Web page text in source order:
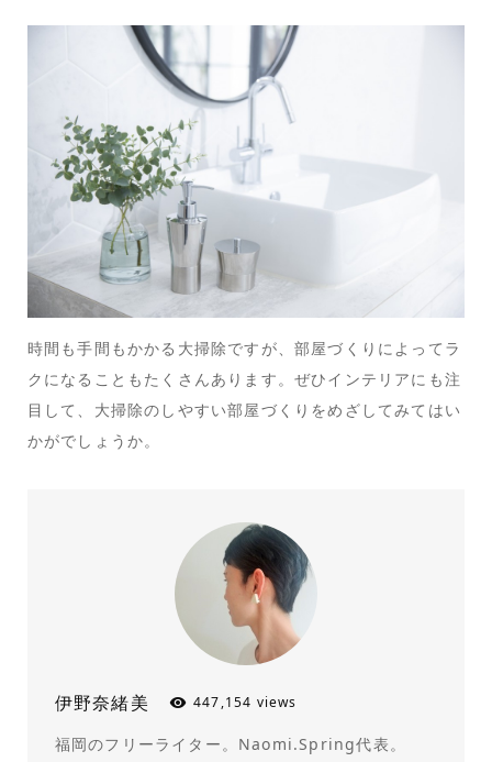
時間も手間もかかる大掃除ですが、部屋づくりによってラ
クになることもたくさんあります。ぜひインテリアにも注
目して、大掃除のしやすい部屋づくりをめざしてみてはい
かがでしょうか。
伊野奈緒美 447,154 views
福岡のフリーライター。Naomi.Spring代表。